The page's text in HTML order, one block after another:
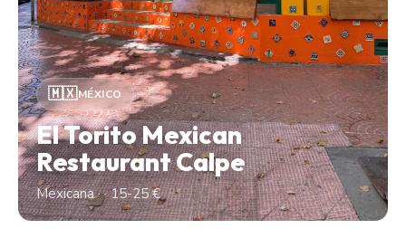
🇲🇽MÉXICO
El Torito Mexican
Restaurant Calpe
Mexicana · · 15-25 €